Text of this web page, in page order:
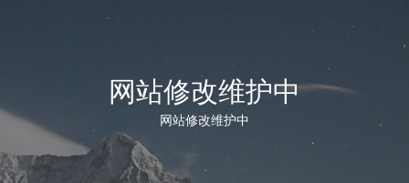
网站修改维护中
网站修改维护中